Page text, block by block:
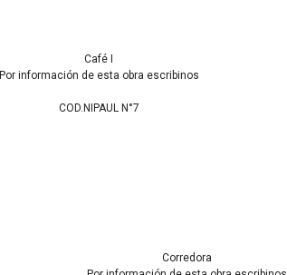
Café I
Por información de esta obra escribinos
COD.NIPAUL N°7
Corredora